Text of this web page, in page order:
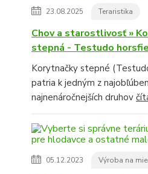
23.08.2025 Teraristika
Chov a starostlivosť »
stepná - Testudo
Korytnačky stepné
patria k jedným z
najnenáročnejších druhov
05.12.2023 Výroba na